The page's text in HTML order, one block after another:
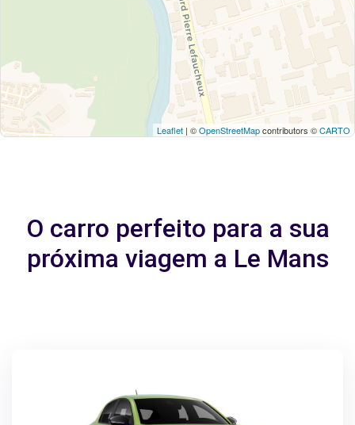
Leaflet | ©OpenStreetMapcontributors ©CARTO
O carro perfeito para a sua
próxima viagem a Le Mans